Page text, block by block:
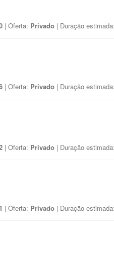
| Oferta: Privado | Duração estimada:
| Oferta: Privado | Duração estimada:
| Oferta: Privado | Duração estimada:
| Oferta: Privado | Duração estimada: